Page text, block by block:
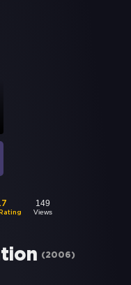
Rating
149
Views
(2006)